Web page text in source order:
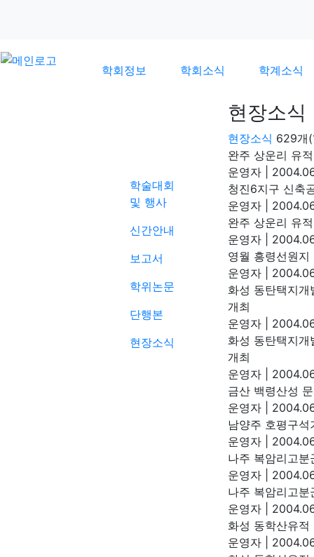
학회정보 학회소식 학계소식
학술대회
및 행사
신간안내
보고서
학위논문
단행본
현장소식
현장소식
현장소식 629개
완주 상운리 유
운영자
청진6지구 신축
운영자
완주 상운리 유
운영자
영월 흥령선원
운영자
화성 동탄택지
개최
운영자
화성 동탄택지
개최
운영자
금산 백령산성
운영자
남양주 호평구
운영자
나주 복암리고
운영자
나주 복암리고
운영자
화성 동학산유
운영자